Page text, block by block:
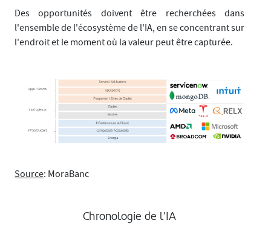
Des opportunités doivent être recherchées dans
l'ensemble de l'écosystème de l'IA, en se concentrant sur
l'endroit et le moment où la valeur peut être capturée.
Source: MoraBanc
Chronologie de l'IA